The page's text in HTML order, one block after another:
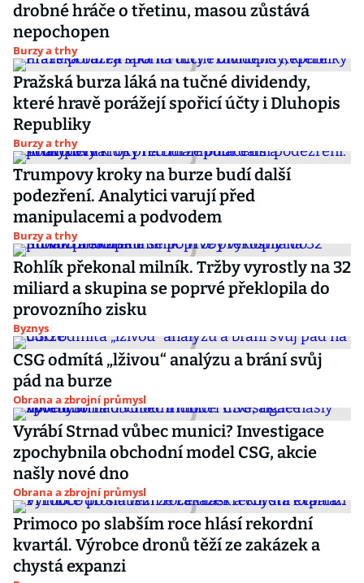
drobné hráče o třetinu, masou zůstává
nepochopen
Burzy a trhy
Pražská burza láká na tučné dividendy,
které hravě porážejí spořicí účty i Dluhopis
Republiky
Burzy a trhy
Trumpovy kroky na burze budí další
podezření. Analytici varují před
manipulacemi a podvodem
Burzy a trhy
Rohlík překonal milník. Tržby vyrostly na 32
miliard a skupina se poprvé překlopila do
provozního zisku
Byznys
CSG odmítá „lživou“ analýzu a brání svůj
pád na burze
Obrana a zbrojní průmysl
Vyrábí Strnad vůbec munici? Investigace
zpochybnila obchodní model CSG, akcie
našly nové dno
Obrana a zbrojní průmysl
Primoco po slabším roce hlásí rekordní
kvartál. Výrobce dronů těží ze zakázek a
chystá expanzi